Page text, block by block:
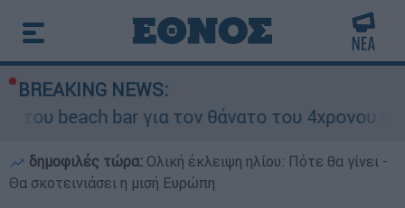
BREAKING NEWS:
bar για τον θάνατο του 4χρονου στην
δημοφιλές τώρα: Ολική έκλειψη ηλίου: Πότε θα γίνει -
Θα σκοτεινιάσει η μισή Ευρώπη